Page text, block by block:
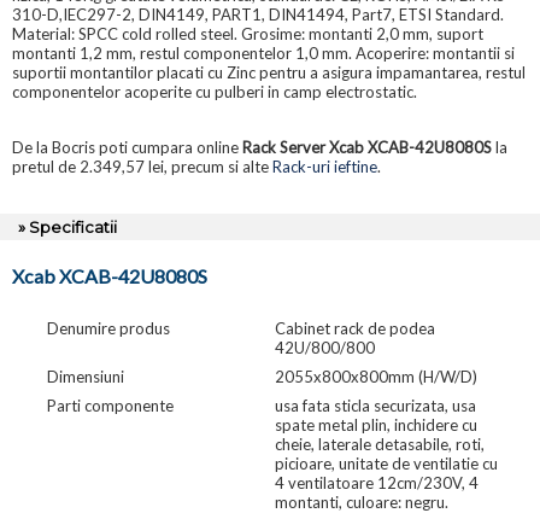
310-D,IEC297-2, DIN4149, PART1, DIN41494, Part7, ETSI Standard.
Material: SPCC cold rolled steel. Grosime: montanti 2,0 mm, suport
montanti 1,2 mm, restul componentelor 1,0 mm. Acoperire: montantii si
suportii montantilor placati cu Zinc pentru a asigura impamantarea, restul
componentelor acoperite cu pulberi in camp electrostatic.
De la Bocris poti cumpara online Rack Server Xcab XCAB-42U8080Sla
pretul de 2.349,57 lei, precum si alteRack-uri ieftine.
» Specificatii
Xcab XCAB-42U8080S
Denumire produs
Cabinet rack de podea
42U/800/800
Dimensiuni
2055x800x800mm (H/W/D)
Parti componente
usa fata sticla securizata, usa
spate metal plin, inchidere cu
cheie, laterale detasabile, roti,
picioare, unitate de ventilatie cu
4 ventilatoare 12cm/230V, 4
montanti, culoare: negru.